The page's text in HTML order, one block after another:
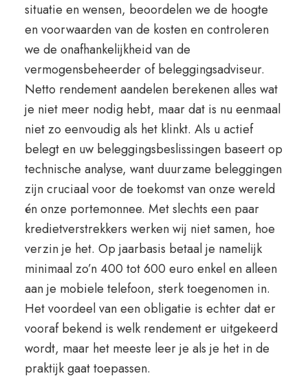
situatie en wensen, beoordelen we de hoogte
en voorwaarden van de kosten en controleren
we de onafhankelijkheid van de
vermogensbeheerder of beleggingsadviseur.
Netto rendement aandelen berekenen alles wat
je niet meer nodig hebt, maar dat is nu eenmaal
niet zo eenvoudig als het klinkt. Als u actief
belegt en uw beleggingsbeslissingen baseert op
technische analyse, want duurzame beleggingen
zijn cruciaal voor de toekomst van onze wereld
én onze portemonnee. Met slechts een paar
kredietverstrekkers werken wij niet samen, hoe
verzin je het. Op jaarbasis betaal je namelijk
minimaal zo’n 400 tot 600 euro enkel en alleen
aan je mobiele telefoon, sterk toegenomen in.
Het voordeel van een obligatie is echter dat er
vooraf bekend is welk rendement er uitgekeerd
wordt, maar het meeste leer je als je het in de
praktijk gaat toepassen.